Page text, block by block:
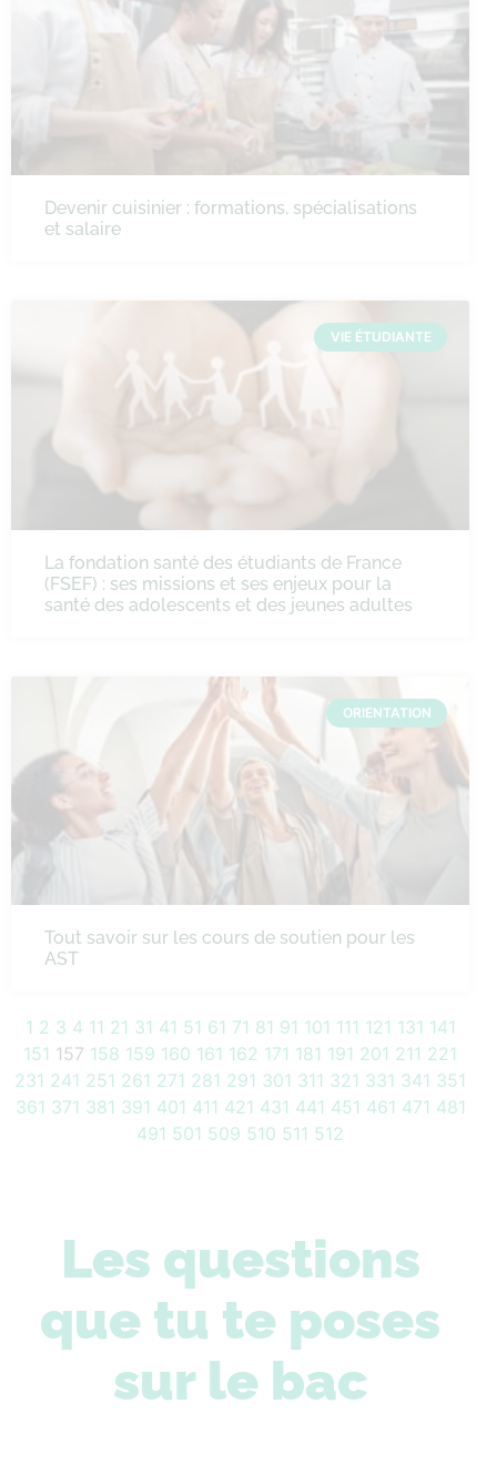
Devenir cuisinier : formations, spécialisations
et salaire
VIE ÉTUDIANTE
La fondation santé des étudiants de France
(FSEF) : ses missions et ses enjeux pour la
santé des adolescents et des jeunes adultes
ORIENTATION
Tout savoir sur les cours de soutien pour les
AST
1 2 3 4 11 21 31 41 51 61 71 81 91 101 111 121 131 141
151 157 158 159 160 161 162 171 181 191 201 211 221
231 241 251 261 271 281 291 301 311 321 331 341 351
361 371 381 391 401 411 421 431 441 451 461 471 481
491 501 509 510 511 512
Les questions
que tu te poses
sur le bac